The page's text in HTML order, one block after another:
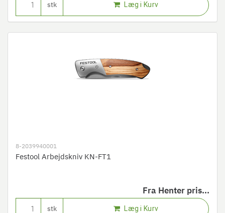
stk Læg i Kurv
8-2039940001
Festool Arbejdskniv KN-FT1
Fra Henter pris...
stk Læg i Kurv